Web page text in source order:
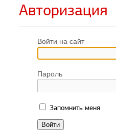
Авторизация
Войти на сайт
Пароль
Запомнить меня